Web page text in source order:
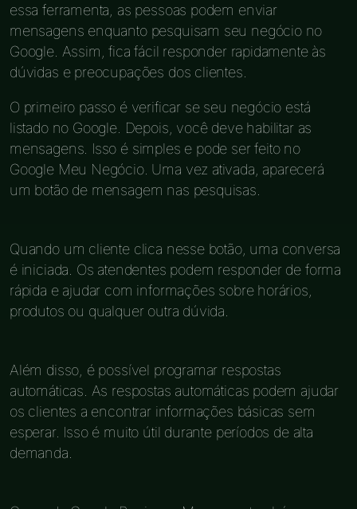
essa ferramenta, as pessoas podem enviar
mensagens enquanto pesquisam seu negócio no
Google. Assim, fica fácil responder rapidamente às
dúvidas e preocupações dos clientes.
O primeiro passo é verificar se seu negócio está
listado no Google. Depois, você deve habilitar as
mensagens. Isso é simples e pode ser feito no
Google Meu Negócio. Uma vez ativada, aparecerá
um botão de mensagem nas pesquisas.
Quando um cliente clica nesse botão, uma conversa
é iniciada. Os atendentes podem responder de forma
rápida e ajudar com informações sobre horários,
produtos ou qualquer outra dúvida.
Além disso, é possível programar respostas
automáticas. As respostas automáticas podem ajudar
os clientes a encontrar informações básicas sem
esperar. Isso é muito útil durante períodos de alta
demanda.